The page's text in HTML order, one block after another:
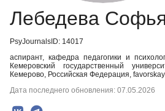
Лебедева
PsyJournalsID: 14017
аспирант, кафедра педагогики и
Кемеровский государственный
Кемерово, Российская Федерация,
Дата последнего обновления: 07.05.2026